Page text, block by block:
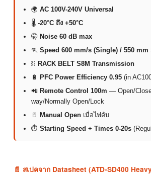
🌍 AC 100V-240V Universal
🌡 -20°C ถึง +50°C
🤫 Noise 60 dB max
🏃 Speed 600 mm/s (Single) / 550
⛓ RACK BELT S8M Transmission
🔋
PFC Power Efficiency 0.95 (in
📲 Remote Control 100m — Open/
way/Normally Open/Lock
🚪 Manual Open เมื่อไฟดับ
⏱ Starting Speed + Times 0-20s
📄 สเปคจาก Datasheet (ATD-SD400